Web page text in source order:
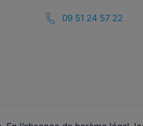
09 51 24 57 22